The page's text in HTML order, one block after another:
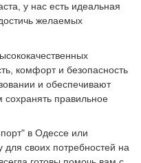
у нас есть идеальная
желаемых
комфорт и безопасность
и обеспечивают
сохранять правильное
в Одессе или
для своих потребностей на